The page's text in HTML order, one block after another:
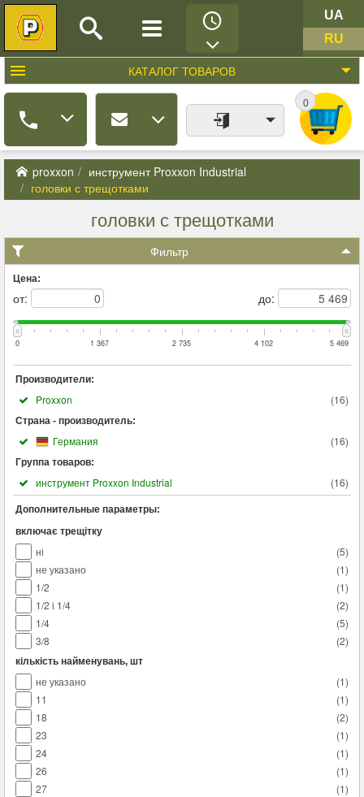
UA
RU
КАТАЛОГ ТОВАРОВ
0
proxxon
инструмент Proxxon Industrial
головки с трещотками
головки с трещотками
Фильтр
Цена:
от: до:
0 1 367 2 735 4 102 5 469
Производители:
(16)
Proxxon
Страна - производитель:
(16)
Германия
Группа товаров:
(16)
инструмент Proxxon Industrial
Дополнительные параметры:
включає трещітку
(5)
ні
(1)
не указано
(1)
1/2
(2)
1/2 і 1/4
(5)
1/4
(2)
3/8
кількість найменувань, шт
(1)
не указано
(1)
11
(2)
18
(1)
23
(1)
24
(1)
26
(1)
27